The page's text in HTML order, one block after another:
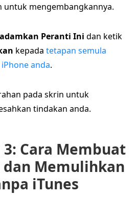
untuk mengembangkannya.
Peranti Ini dan ketik
kepada tetapan semula
anda.
pada skrin untuk
tindakan anda.
Cara Membuat
dan Memulihkan
iTunes